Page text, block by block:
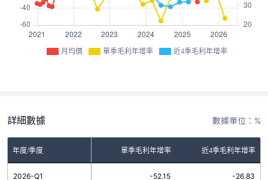
月均價 單季毛利年增率 近4季毛利年增率
詳細數據 數據單位：%
年度/季度 單季毛利年增率 近4季毛利年增率
2026-Q1 -52.15 -26.83